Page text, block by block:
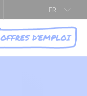
FR
OFFRES D’EMPLOI